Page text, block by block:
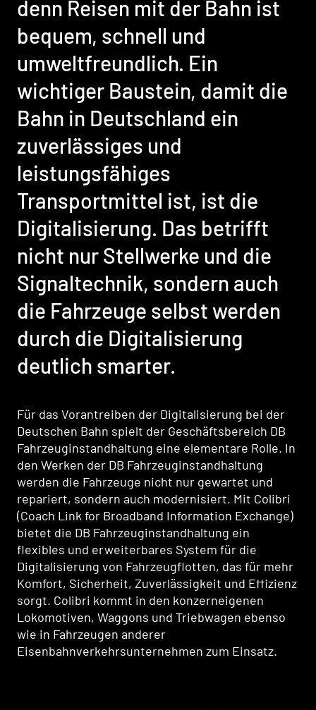
denn Reisen mit der Bahn ist
bequem, schnell und
umweltfreundlich. Ein
wichtiger Baustein, damit die
Bahn in Deutschland ein
zuverlässiges und
leistungsfähiges
Transportmittel ist, ist die
Digitalisierung. Das betrifft
nicht nur Stellwerke und die
Signaltechnik, sondern auch
die Fahrzeuge selbst werden
durch die Digitalisierung
deutlich smarter.
Für das Vorantreiben der Digitalisierung bei der
Deutschen Bahn spielt der Geschäftsbereich DB
Fahrzeuginstandhaltung eine elementare Rolle. In
den Werken der DB Fahrzeuginstandhaltung
werden die Fahrzeuge nicht nur gewartet und
repariert, sondern auch modernisiert. Mit Colibri
(Coach Link for Broadband Information Exchange)
bietet die DB Fahrzeuginstandhaltung ein
flexibles und erweiterbares System für die
Digitalisierung von Fahrzeugflotten, das für mehr
Komfort, Sicherheit, Zuverlässigkeit und Effizienz
sorgt. Colibri kommt in den konzerneigenen
Lokomotiven, Waggons und Triebwagen ebenso
wie in Fahrzeugen anderer
Eisenbahnverkehrsunternehmen zum Einsatz.